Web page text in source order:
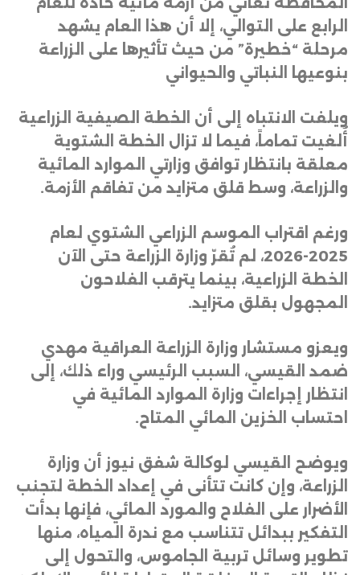
الرابع على التوالي، إلا أن هذا العام يشهد
مرحلة “خطيرة” من حيث تأثيرها على الزراعة
بنوعيها النباتي والحيواني
ويلفت الانتباه إلى أن الخطة الصيفية الزراعية
أُلغيت تماماً، فيما لا تزال الخطة الشتوية
معلقة بانتظار توافق وزارتي الموارد المائية
والزراعة، وسط قلق متزايد من تفاقم الأزمة.
ورغم اقتراب الموسم الزراعي الشتوي لعام
2025-2026، لم تُقرّ وزارة الزراعة حتى الآن
الخطة الزراعية، بينما يترقب الفلاحون
المجهول بقلق متزايد.
ويعزو مستشار وزارة الزراعة العراقية مهدي
ضمد القيسي، السبب الرئيسي وراء ذلك، إلى
انتظار إجراءات وزارة الموارد المائية في
احتساب الخزين المائي المتاح.
ويوضح القيسي لوكالة شفق نيوز أن وزارة
الزراعة، وإن كانت تتأنى في إعداد الخطة لتجنب
الأضرار على الفلاح والمورد المائي، فإنها بدأت
التفكير ببدائل تتناسب مع ندرة المياه، منها
تطوير وسائل تربية الجاموس، والتحول إلى